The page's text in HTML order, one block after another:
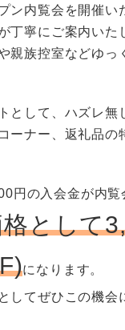
ン内覧会を開催い
丁寧にご案内いた
親族控室などゆっ
として、ハズレ無
ーナー、返礼品の
円の入会金が内覧
として
になります。
してぜひこの機会